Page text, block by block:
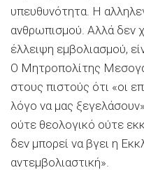
υπευθυνότητα. Η
ανθρωπισμού. Αλλά δεν
έλλειψη εμβολιασμού,
Ο Μητροπολίτης
στους πιστούς ότι «οι
λόγο να μας
ούτε θεολογικό ούτε
δεν μπορεί να βγει η
αντεμβολιαστική».